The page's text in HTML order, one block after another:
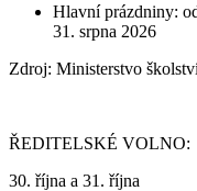
Hlavní prázdniny:
31. srpna 2026
Zdroj: Ministerstvo
ŘEDITELSKÉ VOLNO:
30. října a 31. října